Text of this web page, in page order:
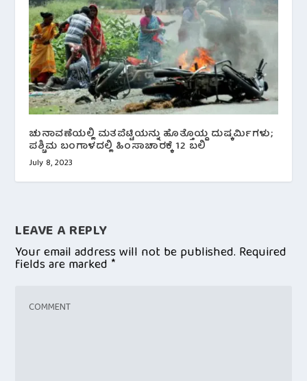
ಚುನಾವಣೆಯಲ್ಲಿ ಮತಪೆಟ್ಟಿಯನ್ನು ಹೊತ್ತೊಯ್ದ ದುಷ್ಕರ್ಮಿಗಳು;
ಪಶ್ಚಿಮ ಬಂಗಾಳದಲ್ಲಿ ಹಿಂಸಾಚಾರಕ್ಕೆ 12 ಬಲಿ
July 8, 2023
LEAVE A REPLY
Your email address will not be published. Required
fields are marked*